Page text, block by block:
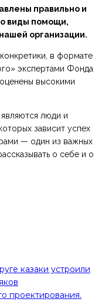
правильно и
виды помощи,
организации.
в формате
экспертами Фонда
высокими
люди и
зависит успех
— один из важных
о себе и о
казаки устроили
проектирования.